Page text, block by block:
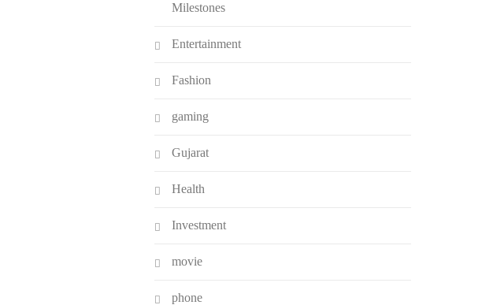
Milestones
Entertainment
Fashion
gaming
Gujarat
Health
Investment
movie
phone